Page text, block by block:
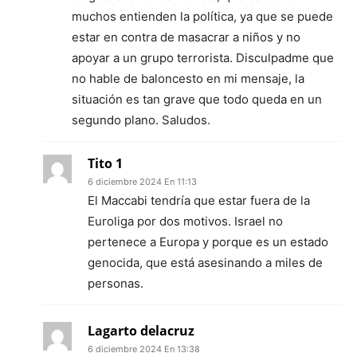
muchos entienden la política, ya que se puede
estar en contra de masacrar a niños y no
apoyar a un grupo terrorista. Disculpadme que
no hable de baloncesto en mi mensaje, la
situación es tan grave que todo queda en un
segundo plano. Saludos.
Tito 1
6 diciembre 2024 En 11:13
El Maccabi tendría que estar fuera de la
Euroliga por dos motivos. Israel no
pertenece a Europa y porque es un estado
genocida, que está asesinando a miles de
personas.
Lagarto delacruz
6 diciembre 2024 En 13:38